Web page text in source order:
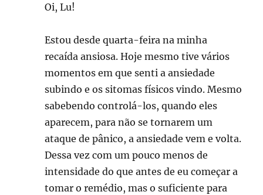
Oi, Lu!
Estou desde quarta-feira na minha
recaída ansiosa. Hoje mesmo tive vários
momentos em que senti a ansiedade
subindo e os sitomas físicos vindo. Mesmo
sabebendo controlá-los, quando eles
aparecem, para não se tornarem um
ataque de pânico, a ansiedade vem e volta.
Dessa vez com um pouco menos de
intensidade do que antes de eu começar a
tomar o remédio, mas o suficiente para